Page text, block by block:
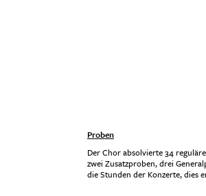
Proben
Der Chor absolvierte 34
zwei Zusatzproben, drei
die Stunden der Konzerte, dies